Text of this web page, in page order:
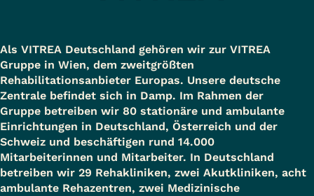
Als VITREA Deutschland gehören wir zur VITREA
Gruppe in Wien, dem zweitgrößten
Rehabilitationsanbieter Europas. Unsere deutsche
Zentrale befindet sich in Damp. Im Rahmen der
Gruppe betreiben wir 80 stationäre und ambulante
Einrichtungen in Deutschland, Österreich und der
Schweiz und beschäftigen rund 14.000
Mitarbeiterinnen und Mitarbeiter. In Deutschland
betreiben wir 29 Rehakliniken, zwei Akutkliniken, acht
ambulante Rehazentren, zwei Medizinische